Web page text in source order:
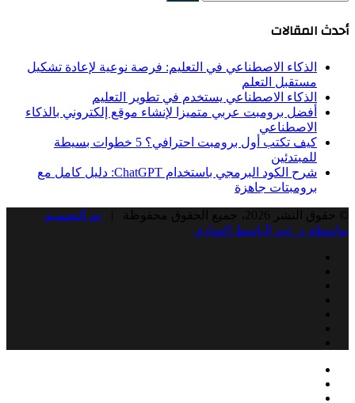
أحدث المقالات
الذكاء الاصطناعي في التعليم: فرصة نوعية لإعادة تشكيل
مستقبل التعلم
الذكاء الاصطناعي يستخدم في تطوير التعليم
أفضل برومبت عربي متميزا لإنشاء موقع إلكتروني بالذكاء
الاصطناعي
كيف تكتب أول برومبت احترافي؟ 5 خطوات بسيطة
للمبتدئين
شرح الكود البرمجي باستخدام ChatGPT: دليل كامل مع
برومبتات جاهزة
© حقوق النشر 2026، جميع الحقوق محفوظة |
تم التصميم
بواسطة د. عبد الباسط الصادي
الذهاب
إغلاق